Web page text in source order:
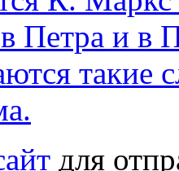
Петра и в
такие
для